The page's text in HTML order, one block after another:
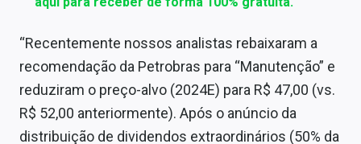
“Recentemente nossos analistas rebaixaram a
recomendação da Petrobras para “Manutenção” e
reduziram o preço-alvo (2024E) para R$ 47,00 (vs.
R$ 52,00 anteriormente). Após o anúncio da
distribuição de dividendos extraordinários (50% da